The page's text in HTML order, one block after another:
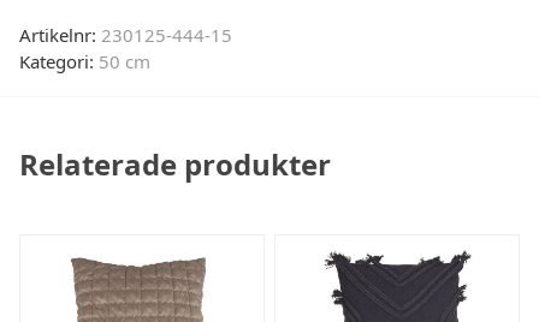
Artikelnr: 230125-444-15
Kategori: 50 cm
Relaterade produkter